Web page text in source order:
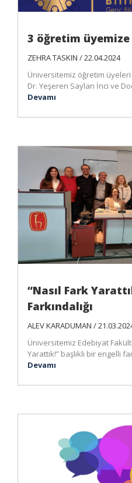
3 öğretim üyemize
ZEHRA TASKIN / 22.04.2024
Üniversitemiz öğretim üyeleri
Dr. Yeşeren Saylan İnci ve
Devamı
“Nasıl Fark
Farkındalığı
ALEV KARADUMAN /
Üniversitemiz Edebiyat
Yarattık!” başlıklı bir engelli
Devamı